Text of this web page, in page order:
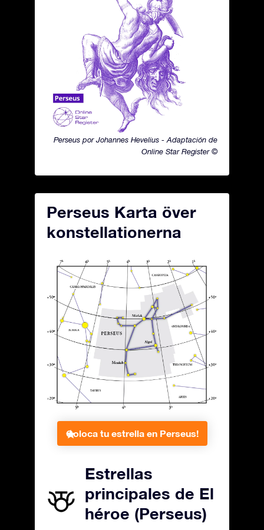
Perseus por Johannes Hevelius - Adaptación de
Online Star Register ©
Perseus Karta över
konstellationerna
Coloca tu estrella en Perseus!
Estrellas
principales de El
héroe (Perseus)